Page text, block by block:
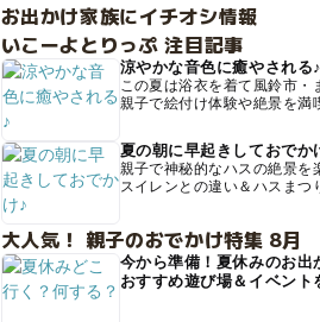
お出かけ家族にイチオシ情報
いこーよとりっぷ 注目記事
涼やかな音色に癒やされる♪
この夏は浴衣を着て風鈴市・
親子で絵付け体験や絶景を満
夏の朝に早起きしておでか
親子で神秘的なハスの絶景を
スイレンとの違い＆ハスまつ
大人気！ 親子のおでかけ特集 8月
今から準備！夏休みのお出
おすすめ遊び場＆イベント